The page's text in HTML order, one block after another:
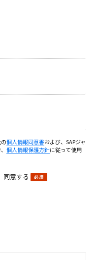
の個人情報同意書および、SAPジャ
、個人情報保護方針に従って使用
同意する